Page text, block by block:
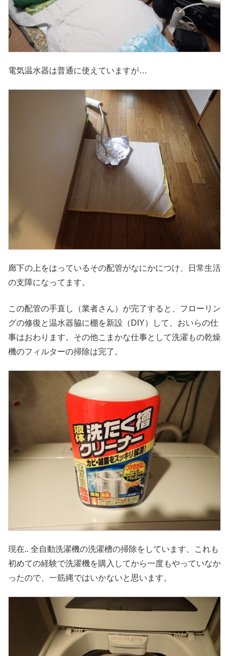
電気温水器は普通に使えていますが…
廊下の上をはっているその配管がなにかにつけ、日常生活
の支障になってます。
この配管の手直し（業者さん）が完了すると、フローリン
グの修復と温水器脇に棚を新設（DIY）して、おいらの仕
事はおわります。その他こまかな仕事として洗濯もの乾燥
機のフィルターの掃除は完了。
現在.. 全自動洗濯機の洗濯槽の掃除をしています、これも
初めての経験で洗濯機を購入してから一度もやっていなか
ったので、一筋縄ではいかないと思います。